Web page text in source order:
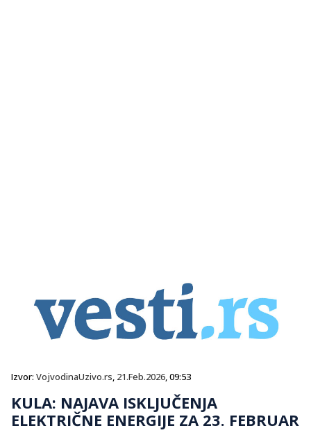
Izvor: VojvodinaUzivo.rs, 21.Feb.2026, 09:53
KULA: NAJAVA ISKLJUČENJA
ELEKTRIČNE ENERGIJE ZA 23. FEBRUAR